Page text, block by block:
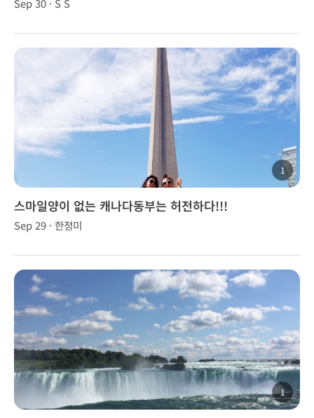
Sep 30 · S S
1
스마일양이 없는 캐나다동부는 허전하다!!!
Sep 29 · 한정미
1